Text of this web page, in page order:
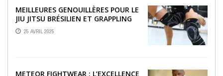
MEILLEURES GENOUILLÈRES POUR LE
JIU JITSU BRÉSILIEN ET GRAPPLING
25 AVRIL 2025
METEOR FIGHTWEAR : L’EXCELLENCE